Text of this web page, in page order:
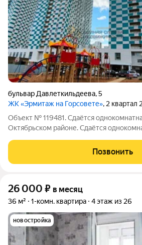
бульвар Давлеткильдеева,5
ЖК «Эрмитаж на Горсовете», 2 квартал
Объект № 119481. Сдаётся
Октябрьском районе. Сдаётся
комфортного проживания.Позвонить
26 000 ₽ в месяц
36 м² 1-комн. квартира 4 этаж из 26
новостройка